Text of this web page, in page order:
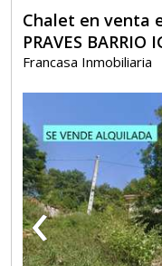
Chalet en venta
PRAVES BARRIO
Francasa Inmobiliaria
‹